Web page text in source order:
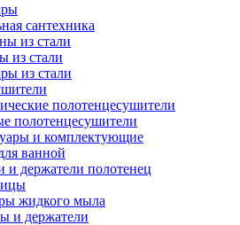
сантехника
из стали
из стали
из стали
полотенцесушители
полотенцесушители
и комплектующие
ванной
и держатели полотенец
жидкого мыла
и держатели